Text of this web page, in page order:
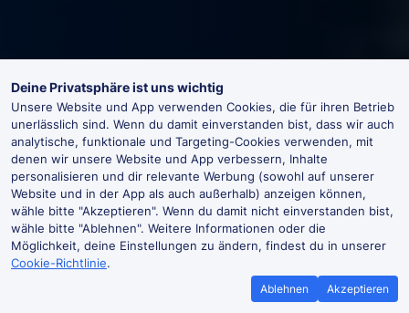
Deine Privatsphäre ist uns wichtig
Unsere Website und App verwenden Cookies, die für ihren Betrieb
unerlässlich sind. Wenn du damit einverstanden bist, dass wir auch
analytische, funktionale und Targeting-Cookies verwenden, mit
denen wir unsere Website und App verbessern, Inhalte
personalisieren und dir relevante Werbung (sowohl auf unserer
Website und in der App als auch außerhalb) anzeigen können,
wähle bitte "Akzeptieren". Wenn du damit nicht einverstanden bist,
wähle bitte "Ablehnen". Weitere Informationen oder die
Möglichkeit, deine Einstellungen zu ändern, findest du in unserer
Cookie-Richtlinie.
Ablehnen Akzeptieren